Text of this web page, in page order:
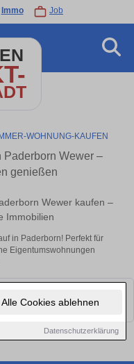
Alle Cookies ablehnen
Datenschutzerklärung
Immo Job
WOHNUNG-KAUFEN
Paderborn Wewer –
genießen
Wewer kaufen –
Immobilien
in Paderborn! Perfekt für
Eigentumswohnungen
Objekte finden. Schauen Sie